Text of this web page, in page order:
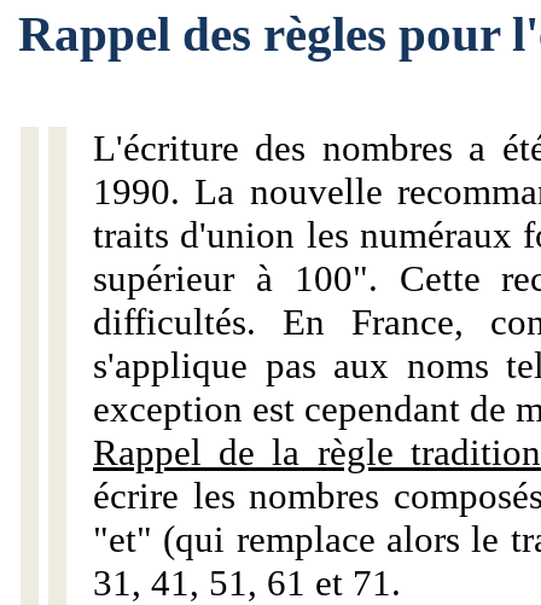
Rappel des règles pour
L'écriture des nombres a
1990. La nouvelle
traits d'union les numéraux
supérieur à 100". Cette
difficultés. En France,
s'applique pas aux noms
exception est cependant de
Rappel de la règle
écrire les nombres
"et" (qui remplace alors le
31, 41, 51, 61 et 71.